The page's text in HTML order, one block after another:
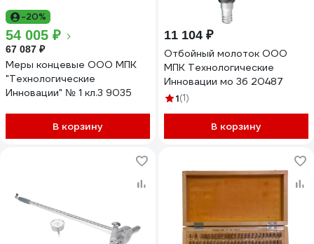
-20%
54 005 ₽
67 087 ₽
Меры концевые ООО МПК
"Технологические
Инновации" № 1 кл.3 9035
В корзину
11 104 ₽
Отбойный молоток ООО
МПК Технологические
Инновации мо 3б 20487
1(1)
В корзину